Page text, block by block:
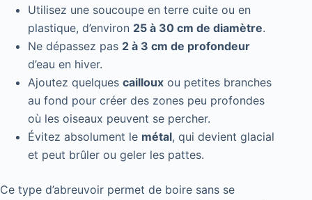
Utilisez une soucoupe en terre cuite ou en
plastique, d’environ 25 à 30 cm de diamètre.
Ne dépassez pas 2 à 3 cm de profondeur
d’eau en hiver.
Ajoutez quelques cailloux ou petites branches
au fond pour créer des zones peu profondes
où les oiseaux peuvent se percher.
Évitez absolument le métal, qui devient glacial
et peut brûler ou geler les pattes.
Ce type d’abreuvoir permet de boire sans se